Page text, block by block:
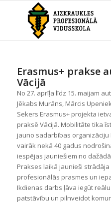
Erasmus+ prakse
Vācijā
No 27. aprīļa līdz 15. maijam
Jēkabs Murāns, Mārcis
Sekers Erasmus+ projekta
praksē Vācijā. Mobilitāte tika
jauno sadarbības organizāciju
vairāk nekā 40 gadus
iespējas jauniešiem no
Prakses laikā jaunieši
profesionālās prasmes un
Ikdienas darbs ļāva iegūt
patstāvību un pilnveidot